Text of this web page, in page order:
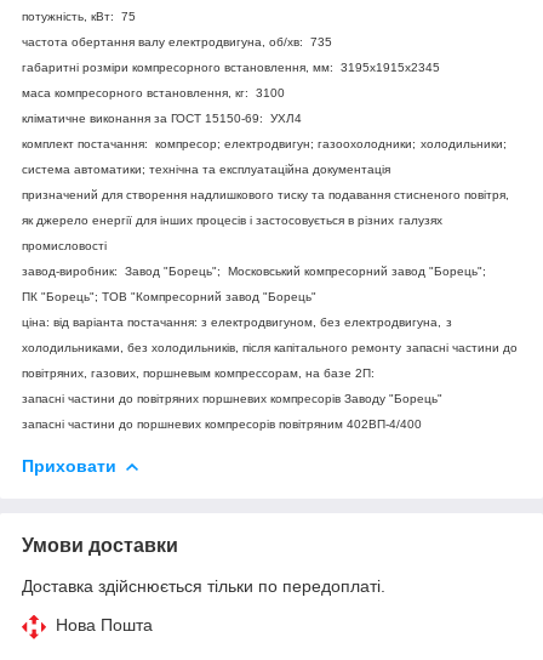
потужність, кВт: 75
частота обертання валу електродвигуна, об/хв: 735
габаритні розміри компресорного встановлення, мм: 3195х1915х2345
маса компресорного встановлення, кг: 3100
кліматичне виконання за ГОСТ 15150-69: УХЛ4
комплект постачання: компресор; електродвигун; газоохолодники; холодильники;
система автоматики; технічна та експлуатаційна документація
призначений для створення надлишкового тиску та подавання стисненого повітря,
як джерело енергії для інших процесів і застосовується в різних галузях
промисловості
завод-виробник: Завод "Борець"; Московський компресорний завод "Борець";
ПК "Борець"; ТОВ "Компресорний завод "Борець"
ціна: від варіанта постачання: з електродвигуном, без електродвигуна,
з
холодильниками, без холодильників, після капітального ремонту запасні частини до
повітряних, газових, поршневым компрессорам, на базе 2П:
запасні частини до повітряних поршневих компресорів Заводу "Борець"
запасні частини до поршневих компресорів повітряним 402ВП-4/400
Приховати
Умови доставки
Доставка здійснюється тільки по передоплаті.
Нова Пошта